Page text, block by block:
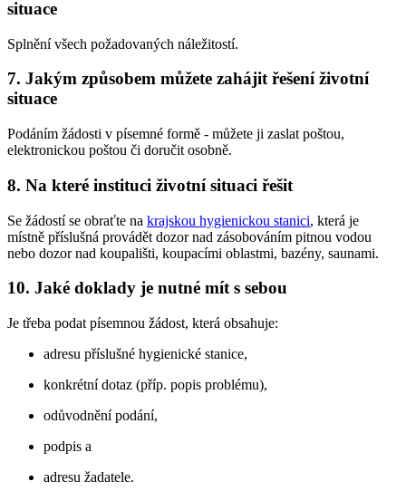
situace
Splnění všech požadovaných náležitostí.
7. Jakým způsobem můžete zahájit řešení životní
situace
Podáním žádosti v písemné formě - můžete ji zaslat poštou,
elektronickou poštou či doručit osobně.
8. Na které instituci životní situaci řešit
Se žádostí se obraťte na krajskou hygienickou stanici, která je
místně příslušná provádět dozor nad zásobováním pitnou vodou
nebo dozor nad koupališti, koupacími oblastmi, bazény, saunami.
10. Jaké doklady je nutné mít s sebou
Je třeba podat písemnou žádost, která obsahuje:
adresu příslušné hygienické stanice,
konkrétní dotaz (příp. popis problému),
odůvodnění podání,
podpis a
adresu žadatele.